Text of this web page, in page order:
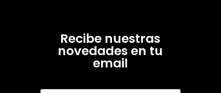
Recibe nuestras
novedades en tu
email